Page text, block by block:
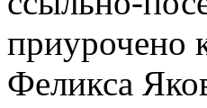
приурочено
Феликса